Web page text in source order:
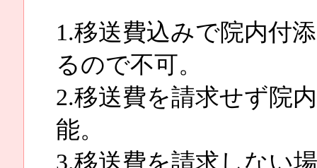
1.移送費込みで院内付
るので不可。
2.移送費を請求せず院
能。
3.移送費を請求しない